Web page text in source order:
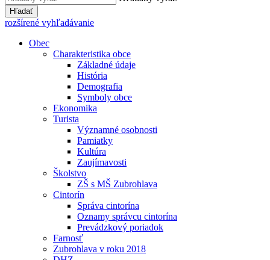
Hľadať
rozšírené vyhľadávanie
Obec
Charakteristika obce
Základné údaje
História
Demografia
Symboly obce
Ekonomika
Turista
Významné osobnosti
Pamiatky
Kultúra
Zaujímavosti
Školstvo
ZŠ s MŠ Zubrohlava
Cintorín
Správa cintorína
Oznamy správcu cintorína
Prevádzkový poriadok
Farnosť
Zubrohlava v roku 2018